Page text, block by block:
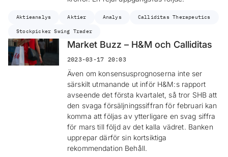
Aktieanalys Aktier Analys Calliditas Therapeutics
Stockpicker Swing Trader
Market Buzz – H&M och Calliditas
2023-03-17 20:03
Även om konsensusprognoserna inte ser
särskilt utmanande ut inför H&M:s rapport
avseende det första kvartalet, så tror SHB att
den svaga försäljningssiffran för februari kan
komma att följas av ytterligare en svag siffra
för mars till följd av det kalla vädret. Banken
upprepar därför sin kortsiktiga
rekommendation Behåll.